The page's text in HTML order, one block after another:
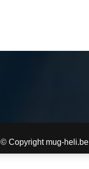
© Copyright mug-heli.be